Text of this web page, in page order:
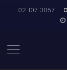
02-107-3057